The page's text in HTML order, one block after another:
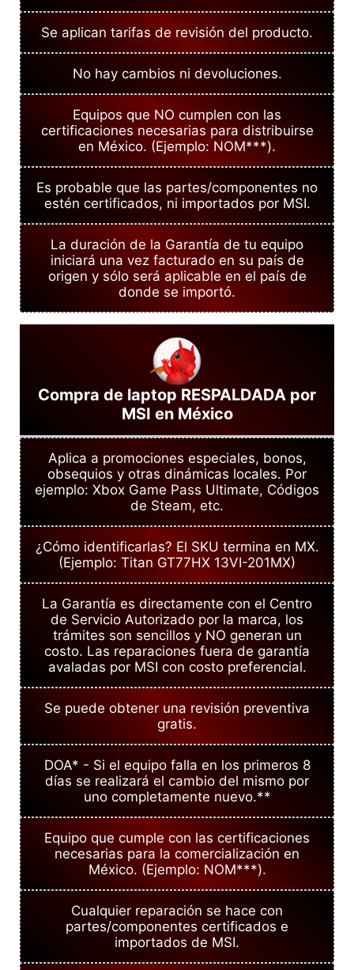
Se aplican tarifas de revisión del producto.
No hay cambios ni devoluciones.
Equipos que NO cumplen con las
certificaciones necesarias para distribuirse
en México. (Ejemplo: NOM***).
Es probable que las partes/componentes no
estén certificados, ni importados por MSI.
La duración de la Garantía de tu equipo
iniciará una vez facturado en su país de
origen y sólo será aplicable en el país de
donde se importó.
Compra de laptop RESPALDADA por
MSI en México
Aplica a promociones especiales, bonos,
obsequios y otras dinámicas locales. Por
ejemplo: Xbox Game Pass Ultimate, Códigos
de Steam, etc.
¿Cómo identificarlas? El SKU termina en MX.
(Ejemplo: Titan GT77HX 13VI-201MX)
La Garantía es directamente con el Centro
de Servicio Autorizado por la marca, los
trámites son sencillos y NO generan un
costo. Las reparaciones fuera de garantía
avaladas por MSI con costo preferencial.
Se puede obtener una revisión preventiva
gratis.
DOA* - Si el equipo falla en los primeros 8
días se realizará el cambio del mismo por
uno completamente nuevo.**
Equipo que cumple con las certificaciones
necesarias para la comercialización en
México. (Ejemplo: NOM***).
Cualquier reparación se hace con
partes/componentes certificados e
importados de MSI.